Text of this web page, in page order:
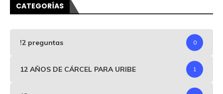
CATEGORÍAS
!2 preguntas 0
12 AÑOS DE CÁRCEL PARA URIBE 1